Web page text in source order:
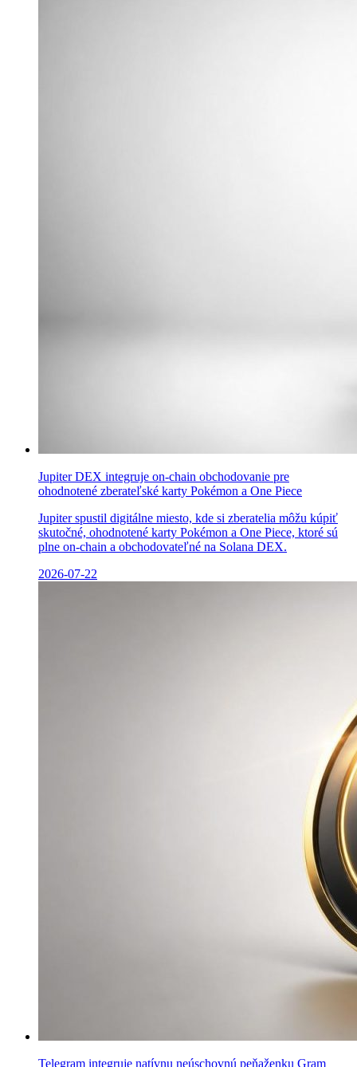
Jupiter DEX integruje on-chain obchodovanie pre
ohodnotené zberateľské karty Pokémon a One Piece
Jupiter spustil digitálne miesto, kde si zberatelia môžu kúpiť
skutočné, ohodnotené karty Pokémon a One Piece, ktoré sú
plne on-chain a obchodovateľné na Solana DEX.
2026-07-22
Telegram integruje natívnu neúschovnú peňaženku Gram